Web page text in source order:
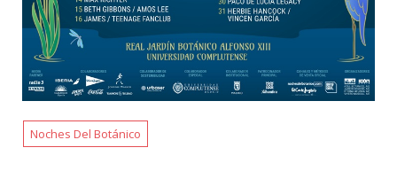
Noches Del Botánico